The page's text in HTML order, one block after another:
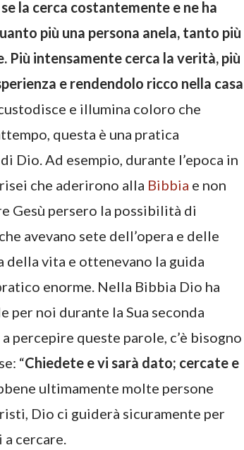
se la cerca costantemente e ne ha
più una persona anela, tanto più
Più intensamente cerca la verità, più
e rendendolo ricco nella casa
e illumina coloro che
questa è una pratica
Dio. Ad esempio, durante l’epoca in
che aderirono alla Bibbia e non
Gesù persero la possibilità di
avevano sete dell’opera e delle
della vita e ottenevano la guida
enorme. Nella Bibbia Dio ha
noi durante la Sua seconda
percepire queste parole, c’è bisogno
“Chiedete e vi sarà dato; cercate e
ultimamente molte persone
Dio ci guiderà sicuramente per
a cercare.